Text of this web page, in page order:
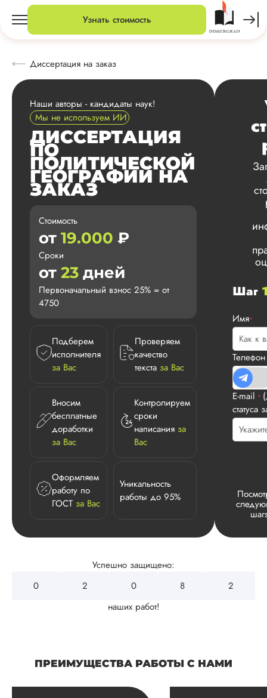
Узнать стоимость
Диссертация на заказ
Наши авторы - кандидаты наук!
Мы не используем ИИ
ДИССЕРТАЦИЯ
ПО
ПОЛИТИЧЕСКОЙ
ГЕОГРАФИИ НА
ЗАКАЗ
Стоимость
от 19.000 ₽
Сроки
от 23 дней
Первоначальный взнос 25% = от
4750
Подберем
исполнителя
за Вас
Проверяем
качество
текста за Вас
Вносим
бесплатные
доработки
за Вас
Контролируем
сроки
написания за
Вас
Оформляем
работу по
ГОСТ за Вас
Уникальность
работы до 95%
Шаг
Имя*
E-mail *
статуса
Успешно защищено:
2
3
4
2
0
наших работ!
ПРЕИМУЩЕСТВА РАБОТЫ С НАМИ